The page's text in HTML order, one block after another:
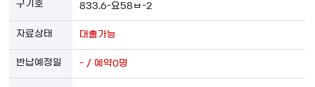
833.6-요58ㅂ-2
대출가능
- / 예약0명